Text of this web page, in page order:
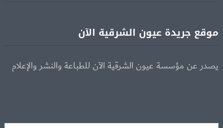
موقع جريدة عيون الشرقية الآن
يصدر عن مؤسسة عيون الشرقية الآن للطباعة والنشر والإعلام